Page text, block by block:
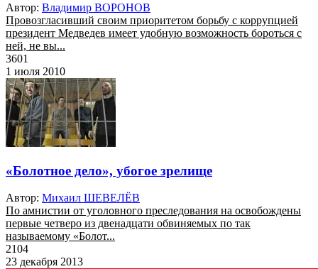
Автор: Владимир ВОРОНОВ
Провозгласивший своим приоритетом борьбу с коррупцией
президент Медведев имеет удобную возможность бороться с
ней, не вы...
3601
1 июля 2010
«Болотное дело», убогое зрелище
Автор: Михаил ШЕВЕЛЁВ
По амнистии от уголовного преследования на освобождены
первые четверо из двенадцати обвиняемых по так
называемому «Болот...
2104
23 декабря 2013